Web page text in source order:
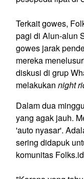
Terkait gowes,
pagi di Alun-alun
gowes jarak
mereka
diskusi di grup
melakukan night
Dalam dua
yang agak jauh.
'auto nyasar'.
sering didapuk
komunitas